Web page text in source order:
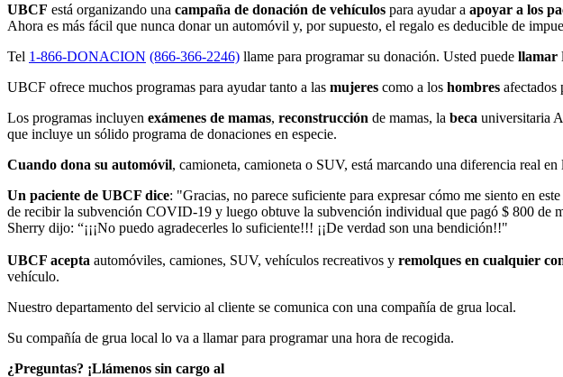
UBCF está organizando una campaña de donación de vehículos para ayudar a apoyar a los
Ahora es más fácil que nunca donar un automóvil y, por supuesto, el regalo es deducible de
Tel 1-866-DONACION (866-366-2246) llame para programar su donación. Usted puede llamar
UBCF ofrece muchos programas para ayudar tanto a las mujeres como a los hombres afectados
Los programas incluyen exámenes de mamas, reconstrucción de mamas, la beca universitaria
que incluye un sólido programa de donaciones en especie.
Cuando dona su automóvil, camioneta, camioneta o SUV, está marcando una diferencia real
Un paciente de UBCF dice: "Gracias, no parece suficiente para expresar cómo me siento en
de recibir la subvención COVID-19 y luego obtuve la subvención individual que pagó $ 800 de
Sherry dijo: “¡¡¡No puedo agradecerles lo suficiente!!! ¡¡De verdad son una bendición!!"
UBCF acepta automóviles, camiones, SUV, vehículos recreativos y remolques en cualquier
vehículo.
Nuestro departamento del servicio al cliente se comunica con una compañía de grua local.
Su compañía de grua local lo va a llamar para programar una hora de recogida.
¿Preguntas? ¡Llámenos sin cargo al